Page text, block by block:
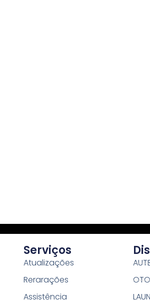
Serviços
Atualizações
Rerarações
Assistência